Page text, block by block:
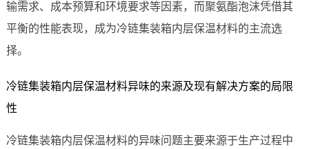
输需求、成本预算和环境要求等因素，而聚氨酯泡沫凭借其
平衡的性能表现，成为冷链集装箱内层保温材料的主流选
择。
冷链集装箱内层保温材料异味的来源及现有解决方案的局限
性
冷链集装箱内层保温材料的异味问题主要来源于生产过程中